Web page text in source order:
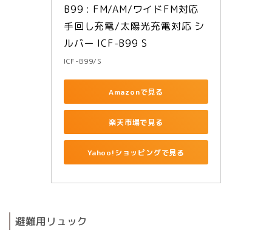
B99 : FM/AM/ワイドFM対応
手回し充電/太陽光充電対応 シ
ルバー ICF-B99 S
ICF-B99/S
Amazonで見る
楽天市場で見る
Yahoo!ショッピングで見る
避難用リュック